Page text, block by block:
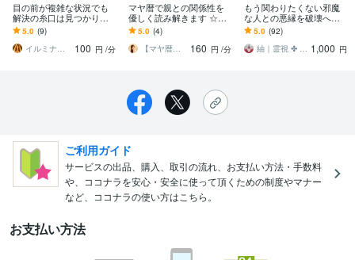
目の前が複雑な状況でも
解決の糸口は見つかりま
す 八方塞がりに感じる今
を俯瞰し希望への道筋を
明確にします
5.0 (9)
イルミナ鑑定⭐彩叶Saika
100 円 /分
マヤ暦で親との関係性を
優しく読み解きます ☆親
子だからこそ苦しい気持
ちを、ひとりで抱えない
で
5.0 (4)
【マヤ暦☆ことだま】まやたま鑑定☆セレナ
160 円 /分
もう関わりたくない邪魔
な人との悪縁を破壊へ導
きます 煩わしい隣人・マ
マ友 ・上司・親戚との関
係を解消したい方必見
5.0 (92)
紬｜霊視 ✤ 魂読師 1,000 円
ご利用ガイド
サービスの出品、購入、取引の流れ、お支払い方法・手数料
や、ココナラを安心・安全に使って頂くための制度やマナー
など、ココナラの使い方はこちら。
お支払い方法